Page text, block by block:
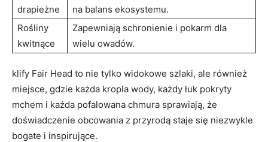
drapieżne
na balans ekosystemu.
Rośliny
kwitnące
Zapewniają schronienie i pokarm dla
wielu owadów.
klify Fair Head to nie tylko widokowe szlaki, ale również
miejsce, gdzie każda kropla wody, każdy łuk pokryty
mchem i każda pofalowana chmura sprawiają, że
doświadczenie obcowania z przyrodą staje się niezwykle
bogate i inspirujące.